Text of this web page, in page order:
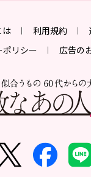
は 利用規約
ポリシー
広告の